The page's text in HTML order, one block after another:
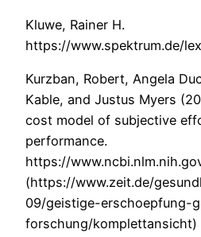
Kluwe, Rainer H.
https://www.spektrum.de/
Kurzban, Robert, Angela
Kable, and Justus Myers
cost model of subjective
performance.
https://
(https://www.zeit.de/
09/geistige-erschoepfung-
forschung/komplettansicht)